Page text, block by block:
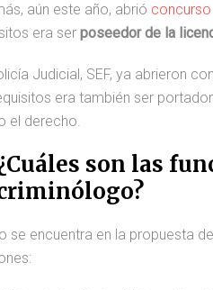
aún este año, abrió concurso
era ser poseedor de la
Judicial, SEF, ya abrieron
era también ser
el derecho.
son las
se encuentra en la propuesta